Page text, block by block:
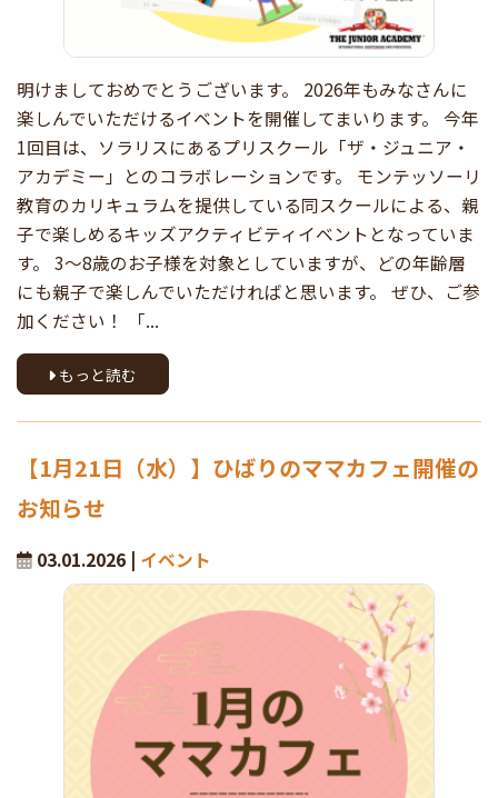
明けましておめでとうございます。 2026年もみなさんに
楽しんでいただけるイベントを開催してまいります。 今年
1回目は、ソラリスにあるプリスクール「ザ・ジュニア・
アカデミー」とのコラボレーションです。 モンテッソーリ
教育のカリキュラムを提供している同スクールによる、親
子で楽しめるキッズアクティビティイベントとなっていま
す。 3〜8歳のお子様を対象としていますが、どの年齢層
にも親子で楽しんでいただければと思います。 ぜひ、ご参
加ください！ 「...
もっと読む
【1月21日（水）】ひばりのママカフェ開催の
お知らせ
03.01.2026 | イベント